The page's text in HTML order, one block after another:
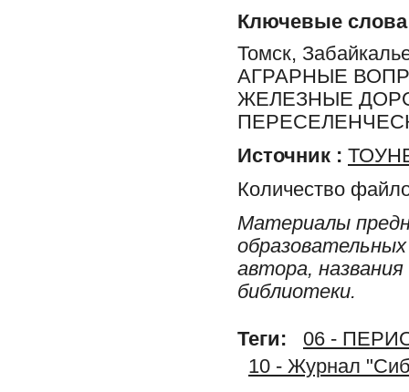
Ключевые слова
Томск,
АГРАРНЫЕ
ЖЕЛЕЗНЫЕ
Источник :
Количество
Материалы
автора,
библиотеки.
Теги:
06 -
10 - Журнал